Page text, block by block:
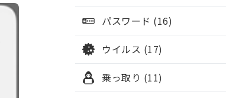
パスワード (16)
ウイルス (17)
乗っ取り (11)